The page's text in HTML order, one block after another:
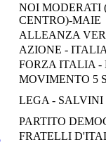
NOI
CENTRO)-MAIE
ALLEANZA
AZIONE -
FORZA ITALIA -
MOVIMENTO 5
LEGA - SALVINI
PARTITO
FRATELLI